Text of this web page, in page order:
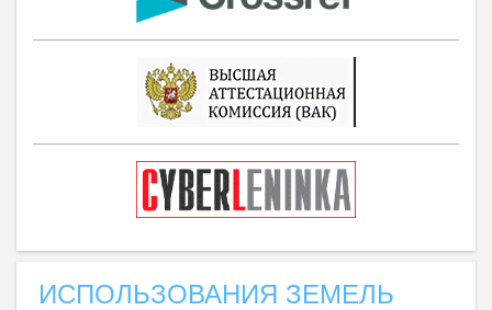
ИСПОЛЬЗОВАНИЯ ЗЕМЕЛЬ